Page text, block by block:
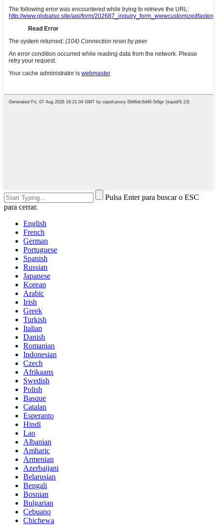
Pulsa Enter para buscar o ESC
para cerrar.
English
French
German
Portuguese
Spanish
Russian
Japanese
Korean
Arabic
Irish
Greek
Turkish
Italian
Danish
Romanian
Indonesian
Czech
Afrikaans
Swedish
Polish
Basque
Catalan
Esperanto
Hindi
Lao
Albanian
Amharic
Armenian
Azerbaijani
Belarusian
Bengali
Bosnian
Bulgarian
Cebuano
Chichewa